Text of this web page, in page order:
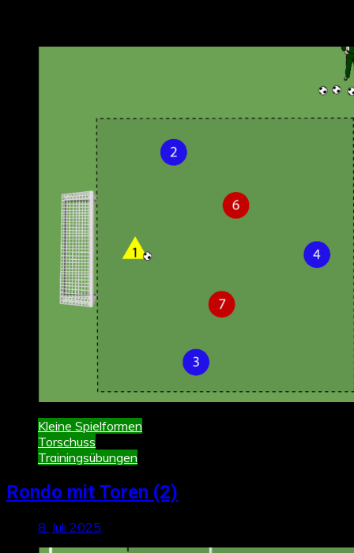
Kleine Spielformen
Torschuss
Trainingsübungen
Rondo mit Toren (2)
8. Juli 2025